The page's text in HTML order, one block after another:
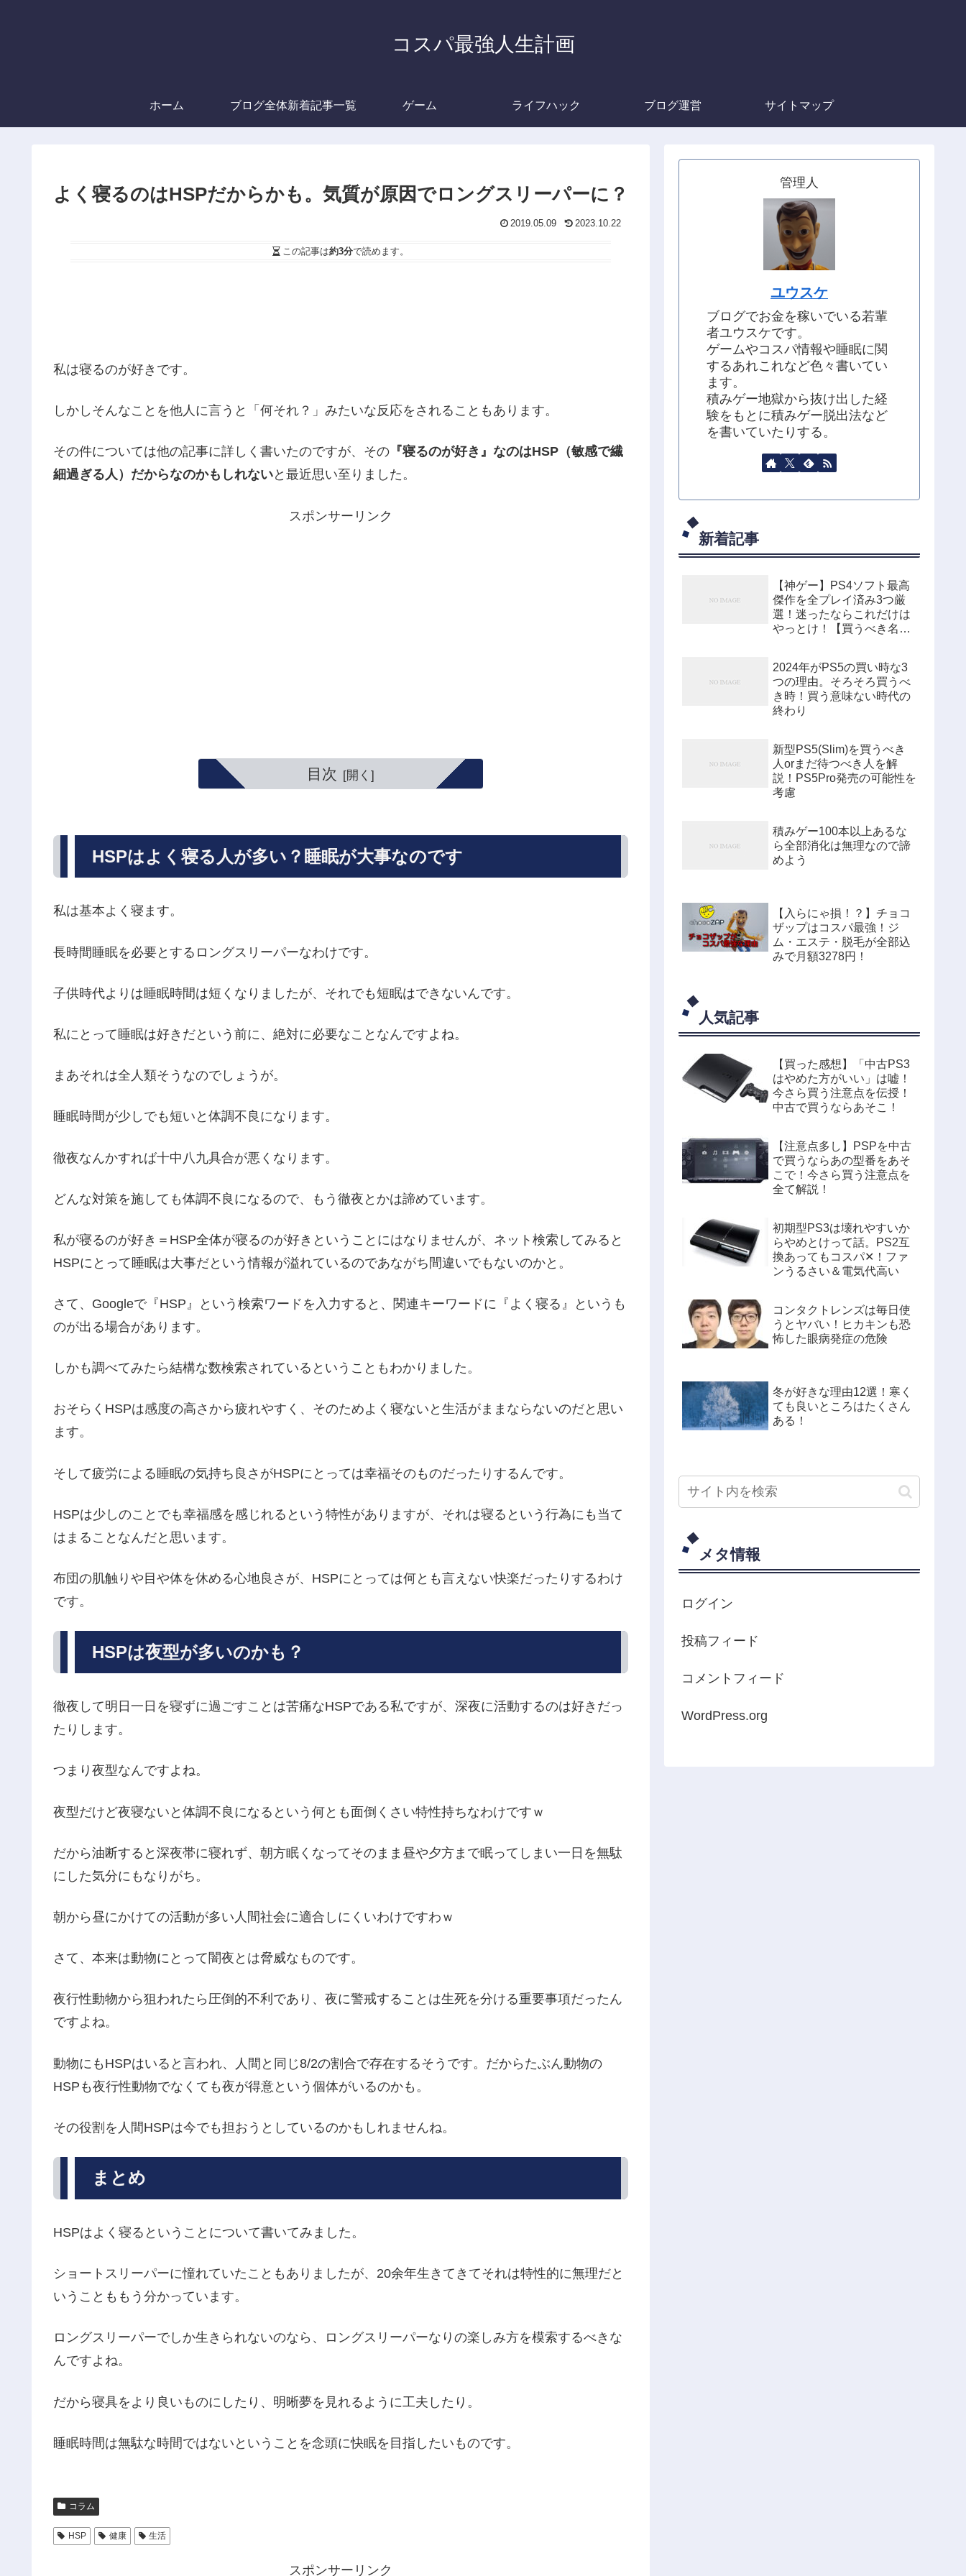
コスパ最強人生計画
ホーム ブログ全体新着記事一覧 ゲーム ライフハック ブログ運営 サイトマップ
よく寝るのはHSPだからかも。気質が原因でロングスリーパーに？
2019.05.09 2023.10.22
この記事は約3分で読めます。
私は寝るのが好きです。
しかしそんなことを他人に言うと「何それ？」みたいな反応をされることもあります。
その件については他の記事に詳しく書いたのですが、その 『寝るのが好き』なのはHSP（敏感で繊
細過ぎる人）だからなのかもしれないと最近思い至りました。
スポンサーリンク
目次
HSPはよく寝る人が多い？睡眠が大事なのです
私は基本よく寝ます。
長時間睡眠を必要とするロングスリーパーなわけです。
子供時代よりは睡眠時間は短くなりましたが、それでも短眠はできないんです。
私にとって睡眠は好きだという前に、絶対に必要なことなんですよね。
まあそれは全人類そうなのでしょうが。
睡眠時間が少しでも短いと体調不良になります。
徹夜なんかすれば十中八九具合が悪くなります。
どんな対策を施しても体調不良になるので、もう徹夜とかは諦めています。
私が寝るのが好き＝HSP全体が寝るのが好きということにはなりませんが、ネット検索してみると
HSPにとって睡眠は大事だという情報が溢れているのであながち間違いでもないのかと。
さて、Googleで『HSP』という検索ワードを入力すると、関連キーワードに『よく寝る』というも
のが出る場合があります。
しかも調べてみたら結構な数検索されているということもわかりました。
おそらくHSPは感度の高さから疲れやすく、そのためよく寝ないと生活がままならないのだと思い
ます。
そして疲労による睡眠の気持ち良さがHSPにとっては幸福そのものだったりするんです。
HSPは少しのことでも幸福感を感じれるという特性がありますが、それは寝るという行為にも当て
はまることなんだと思います。
布団の肌触りや目や体を休める心地良さが、HSPにとっては何とも言えない快楽だったりするわけ
です。
HSPは夜型が多いのかも？
徹夜して明日一日を寝ずに過ごすことは苦痛なHSPである私ですが、深夜に活動するのは好きだっ
たりします。
つまり夜型なんですよね。
夜型だけど夜寝ないと体調不良になるという何とも面倒くさい特性持ちなわけですｗ
だから油断すると深夜帯に寝れず、朝方眠くなってそのまま昼や夕方まで眠ってしまい一日を無駄
にした気分にもなりがち。
朝から昼にかけての活動が多い人間社会に適合しにくいわけですわｗ
さて、本来は動物にとって闇夜とは脅威なものです。
夜行性動物から狙われたら圧倒的不利であり、夜に警戒することは生死を分ける重要事項だったん
ですよね。
動物にもHSPはいると言われ、人間と同じ8/2の割合で存在するそうです。だからたぶん動物の
HSPも夜行性動物でなくても夜が得意という個体がいるのかも。
その役割を人間HSPは今でも担おうとしているのかもしれませんね。
まとめ
HSPはよく寝るということについて書いてみました。
ショートスリーパーに憧れていたこともありましたが、20余年生きてきてそれは特性的に無理だと
いうことももう分かっています。
ロングスリーパーでしか生きられないのなら、ロングスリーパーなりの楽しみ方を模索するべきな
んですよね。
だから寝具をより良いものにしたり、明晰夢を見れるように工夫したり。
睡眠時間は無駄な時間ではないということを念頭に快眠を目指したいものです。
コラム
HSP 健康 生活
スポンサーリンク
管理人
ユウスケ
ブログでお金を稼いでいる若輩
者ユウスケです。
ゲームやコスパ情報や睡眠に関
するあれこれなど色々書いてい
ます。
積みゲー地獄から抜け出した経
験をもとに積みゲー脱出法など
を書いていたりする。
新着記事
【神ゲー】PS4ソフト最高
傑作を全プレイ済み3つ厳
選！迷ったならこれだけは
やっとけ！【買うべき名
2024年がPS5の買い時な3
つの理由。そろそろ買うべ
き時！買う意味ない時代の
終わり
新型PS5(Slim)を買うべき
人orまだ待つべき人を解
説！PS5Pro発売の可能性を
考慮
積みゲー100本以上あるな
ら全部消化は無理なので諦
めよう
【入らにゃ損！？】チョコ
ザップはコスパ最強！ジ
ム・エステ・脱毛が全部込
みで月額3278円！
人気記事
【買った感想】「中古PS3
はやめた方がいい」は嘘！
今さら買う注意点を伝授！
中古で買うならあそこ！
【注意点多し】PSPを中古
で買うならあの型番をあそ
こで！今さら買う注意点を
全て解説！
初期型PS3は壊れやすいか
らやめとけって話。PS2互
換あってもコスパ✕！ファ
ンうるさい＆電気代高い
コンタクトレンズは毎日使
うとヤバい！ヒカキンも恐
怖した眼病発症の危険
冬が好きな理由12選！寒く
ても良いところはたくさん
ある！
メタ情報
ログイン
投稿フィード
コメントフィード
WordPress.org